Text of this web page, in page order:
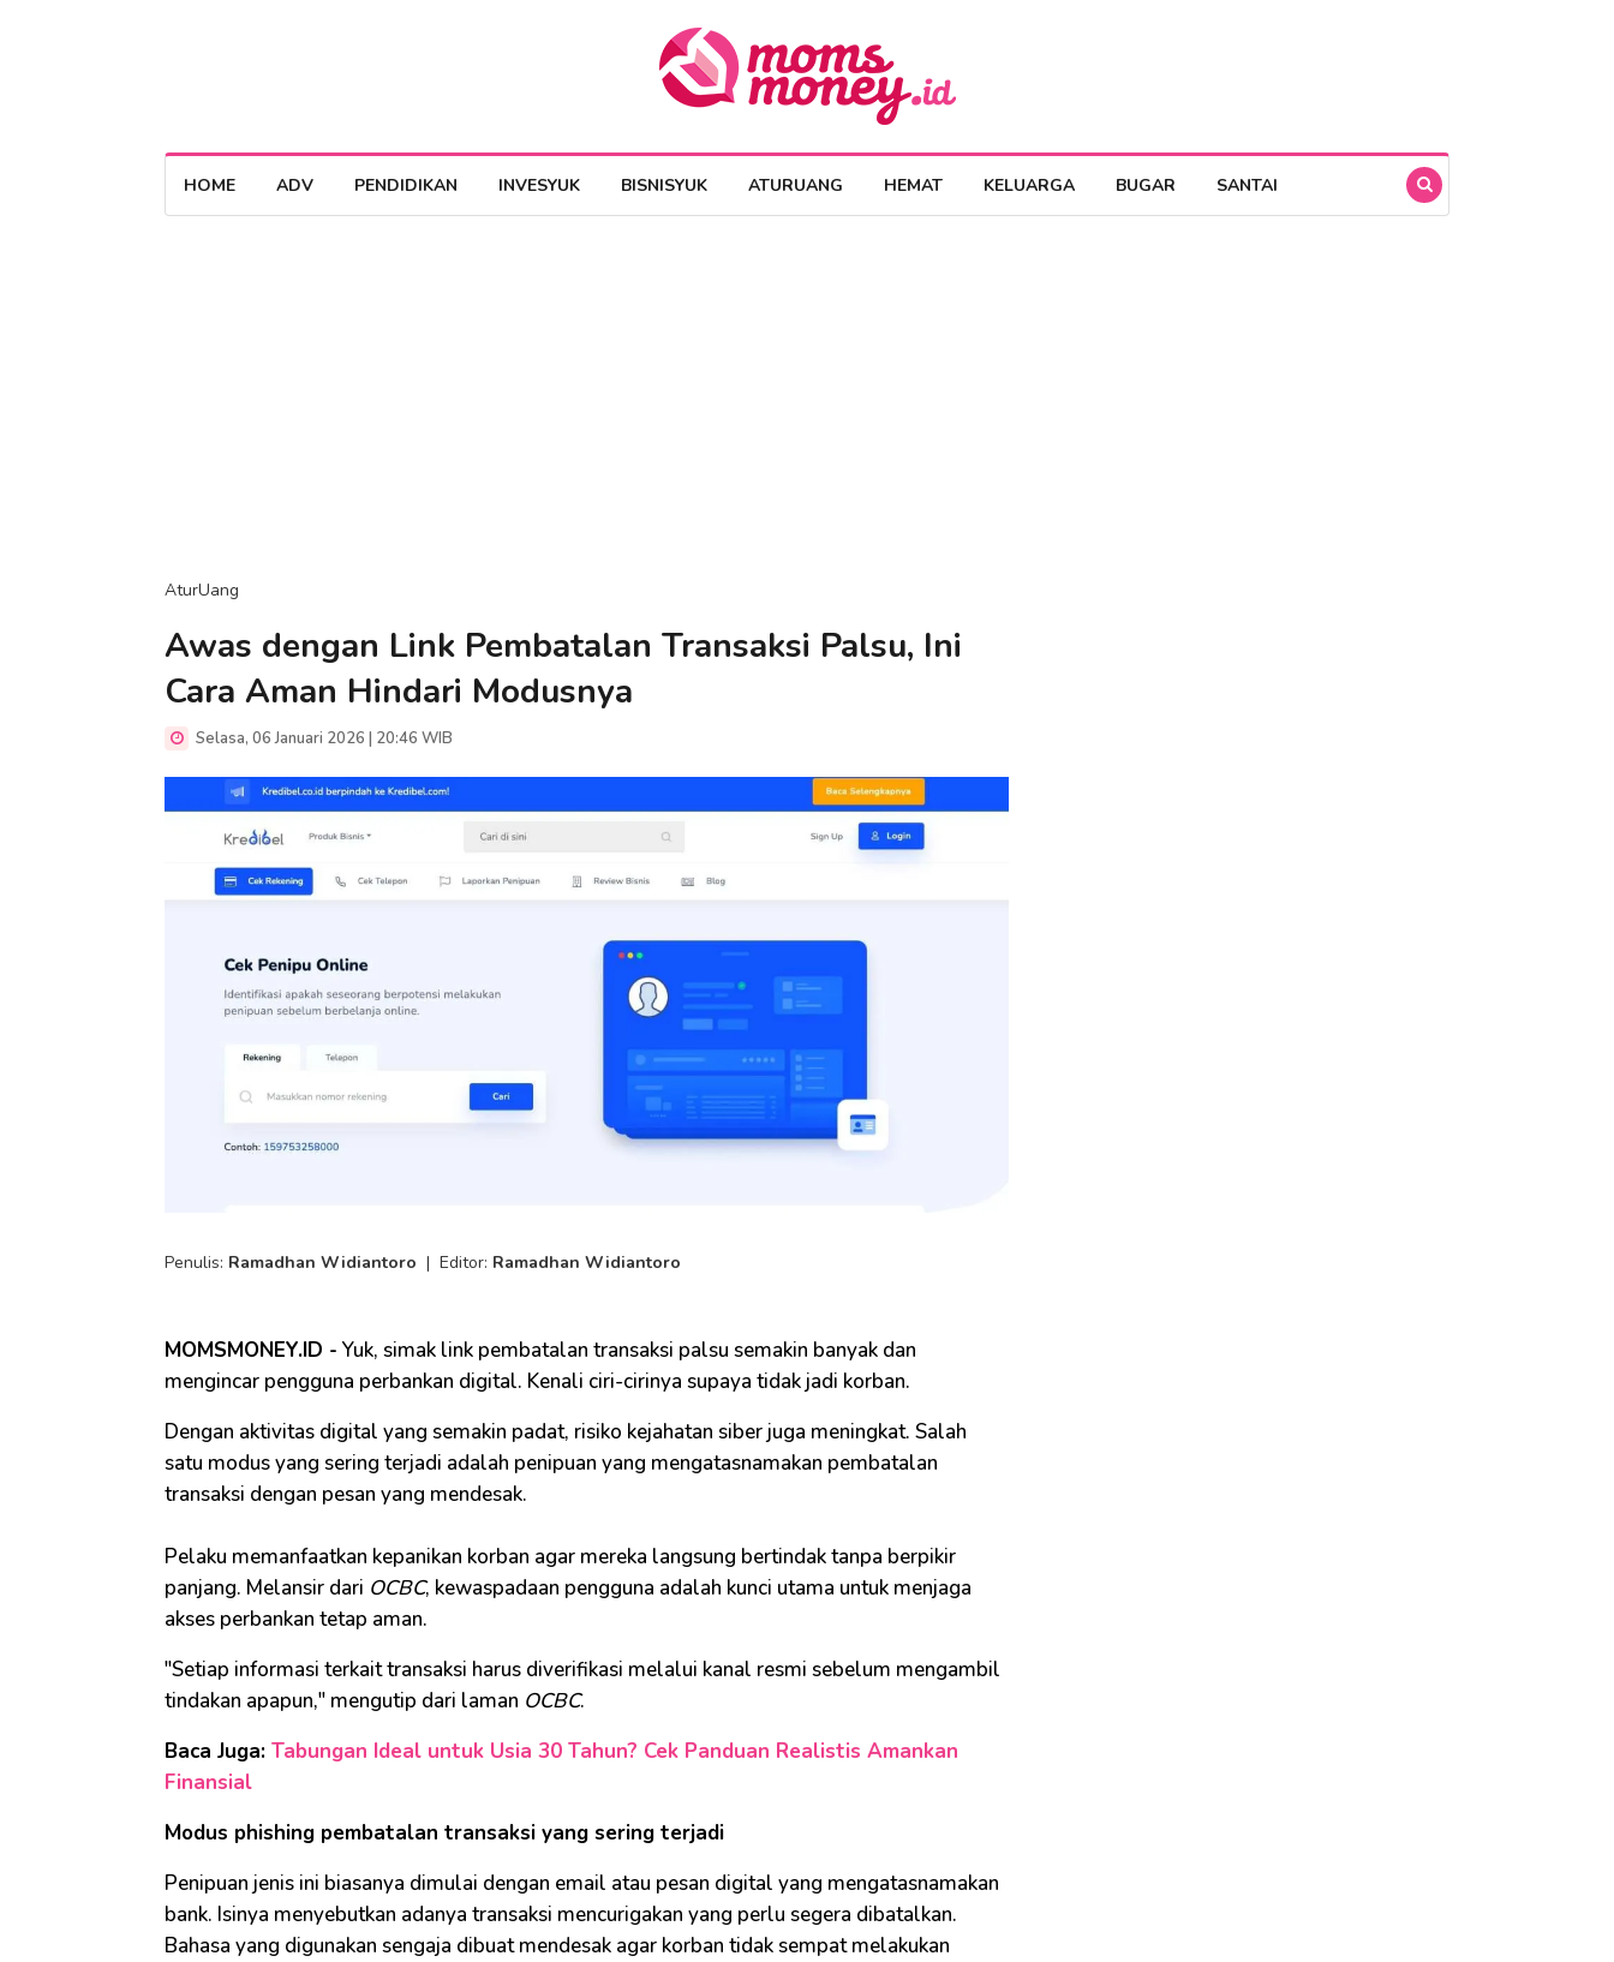
HOME ADV PENDIDIKAN INVESYUK BISNISYUK ATURUANG HEMAT KELUARGA BUGAR SANTAI
AturUang
Awas dengan Link Pembatalan Transaksi Palsu, Ini
Cara Aman Hindari Modusnya
Selasa, 06 Januari 2026 | 20:46 WIB
Penulis: Ramadhan Widiantoro | Editor: Ramadhan Widiantoro
MOMSMONEY.ID - Yuk, simak link pembatalan transaksi palsu semakin banyak dan
mengincar pengguna perbankan digital. Kenali ciri-cirinya supaya tidak jadi korban.
Dengan aktivitas digital yang semakin padat, risiko kejahatan siber juga meningkat. Salah
satu modus yang sering terjadi adalah penipuan yang mengatasnamakan pembatalan
transaksi dengan pesan yang mendesak.
Pelaku memanfaatkan kepanikan korban agar mereka langsung bertindak tanpa berpikir
panjang. Melansir dari OCBC, kewaspadaan pengguna adalah kunci utama untuk menjaga
akses perbankan tetap aman.
"Setiap informasi terkait transaksi harus diverifikasi melalui kanal resmi sebelum mengambil
tindakan apapun," mengutip dari laman OCBC.
Baca Juga: Tabungan Ideal untuk Usia 30 Tahun? Cek Panduan Realistis Amankan
Finansial
Modus phishing pembatalan transaksi yang sering terjadi
Penipuan jenis ini biasanya dimulai dengan email atau pesan digital yang mengatasnamakan
bank. Isinya menyebutkan adanya transaksi mencurigakan yang perlu segera dibatalkan.
Bahasa yang digunakan sengaja dibuat mendesak agar korban tidak sempat melakukan